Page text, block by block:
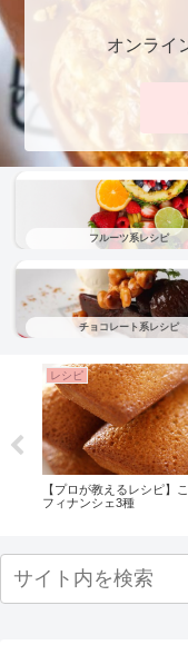
オンライ
フルーツ系レシピ
チョコレート系レシピ
レシピ
【プロが教えるレシピ】
フィナンシェ3種